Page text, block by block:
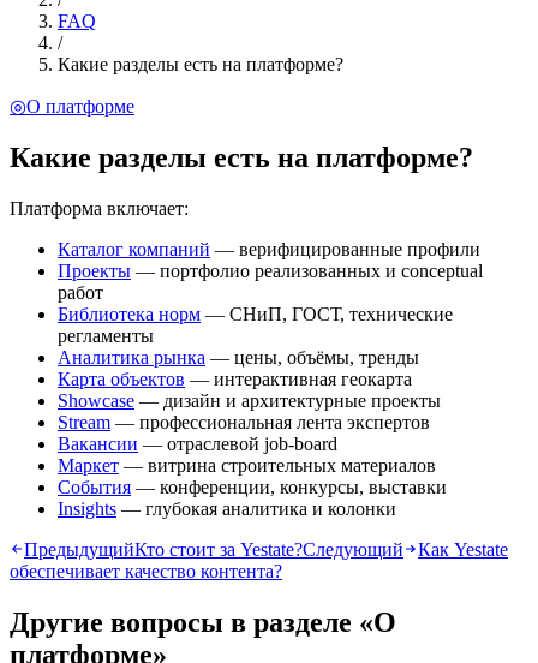
FAQ
/
Какие разделы есть на платформе?
◎О платформе
Какие разделы есть на платформе?
Платформа включает:
Каталог компаний — верифицированные профили
Проекты — портфолио реализованных и conceptual
работ
Библиотека норм — СНиП, ГОСТ, технические
регламенты
Аналитика рынка — цены, объёмы, тренды
Карта объектов — интерактивная геокарта
Showcase — дизайн и архитектурные проекты
Stream — профессиональная лента экспертов
Вакансии — отраслевой job-board
Маркет — витрина строительных материалов
События — конференции, конкурсы, выставки
Insights — глубокая аналитика и колонки
ПредыдущийКто стоит за Yestate?Следующий
Как Yestate
обеспечивает качество контента?
Другие вопросы в разделе «О
платформе»